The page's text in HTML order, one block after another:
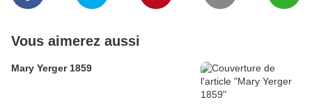
Vous aimerez aussi
Mary Yerger 1859